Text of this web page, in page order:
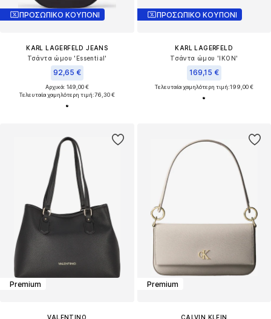
ΠΡΟΣΩΠΙΚΟ ΚΟΥΠΟΝΙ
KARL LAGERFELD JEANS
Τσάντα ώμου 'Essential'
92,65 €
Αρχικά: 149,00 €
Τελευταία χαμηλότερη τιμή:76,30 €
ΠΡΟΣΩΠΙΚΟ ΚΟΥΠΟΝΙ
KARL LAGERFELD
Τσάντα ώμου 'IKON'
169,15 €
Τελευταία χαμηλότερη τιμή:199,00 €
Premium
VALENTINO
Premium
CALVIN KLEIN